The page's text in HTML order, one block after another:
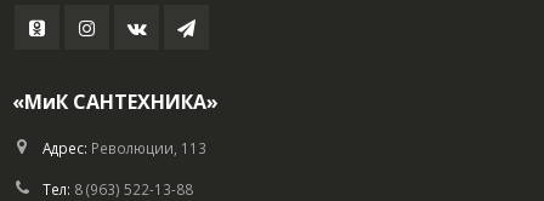
«МиК САНТЕХНИКА»
Адрес: Революции, 113
Тел: 8 (963) 522-13-88